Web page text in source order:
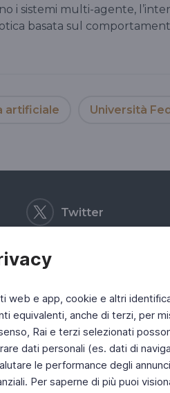
web e app, cookie e altri
equivalenti, anche di terzi, per
Rai e terzi selezionati
dati personali (es. dati di
le performance degli
Per saperne di più puoi
i sistemi multi-agente,
basata sul
artificiale Università
Twitter